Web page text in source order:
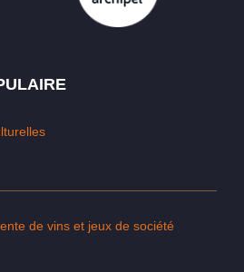
de vins et jeux de société